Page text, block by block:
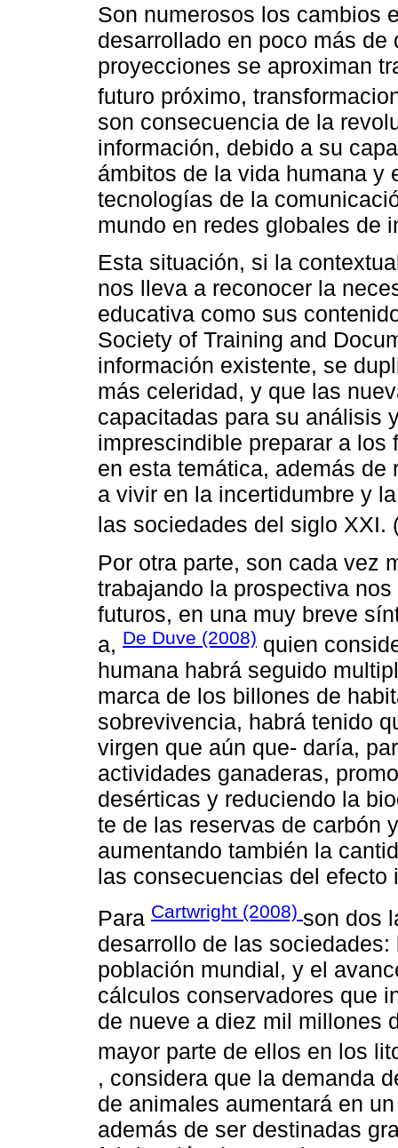
Son numerosos los cambios
desarrollado en poco más
proyecciones se aproximan
futuro próximo,
son consecuencia de la
información, debido a su
ámbitos de la vida humana y
tecnologías de la
mundo en redes globales de
Esta situación, si la
nos lleva a reconocer la
educativa como sus
Society of Training and
información existente, se
más celeridad, y que las
capacitadas para su análisis
imprescindible preparar a
en esta temática, además
a vivir en la incertidumbre y
las sociedades del siglo XXI.
Por otra parte, son cada vez
trabajando la prospectiva
futuros, en una muy breve
a, De Duve (2008) quien
humana habrá seguido
marca de los billones de
sobrevivencia, habrá tenido
virgen que aún que- daría,
actividades ganaderas,
desérticas y reduciendo la
te de las reservas de carbón
aumentando también la
las consecuencias del efecto
Para Cartwright (2008) son dos
desarrollo de las
población mundial, y el
cálculos conservadores que
de nueve a diez mil millones
mayor parte de ellos en los
, considera que la demanda
de animales aumentará en
además de ser destinadas